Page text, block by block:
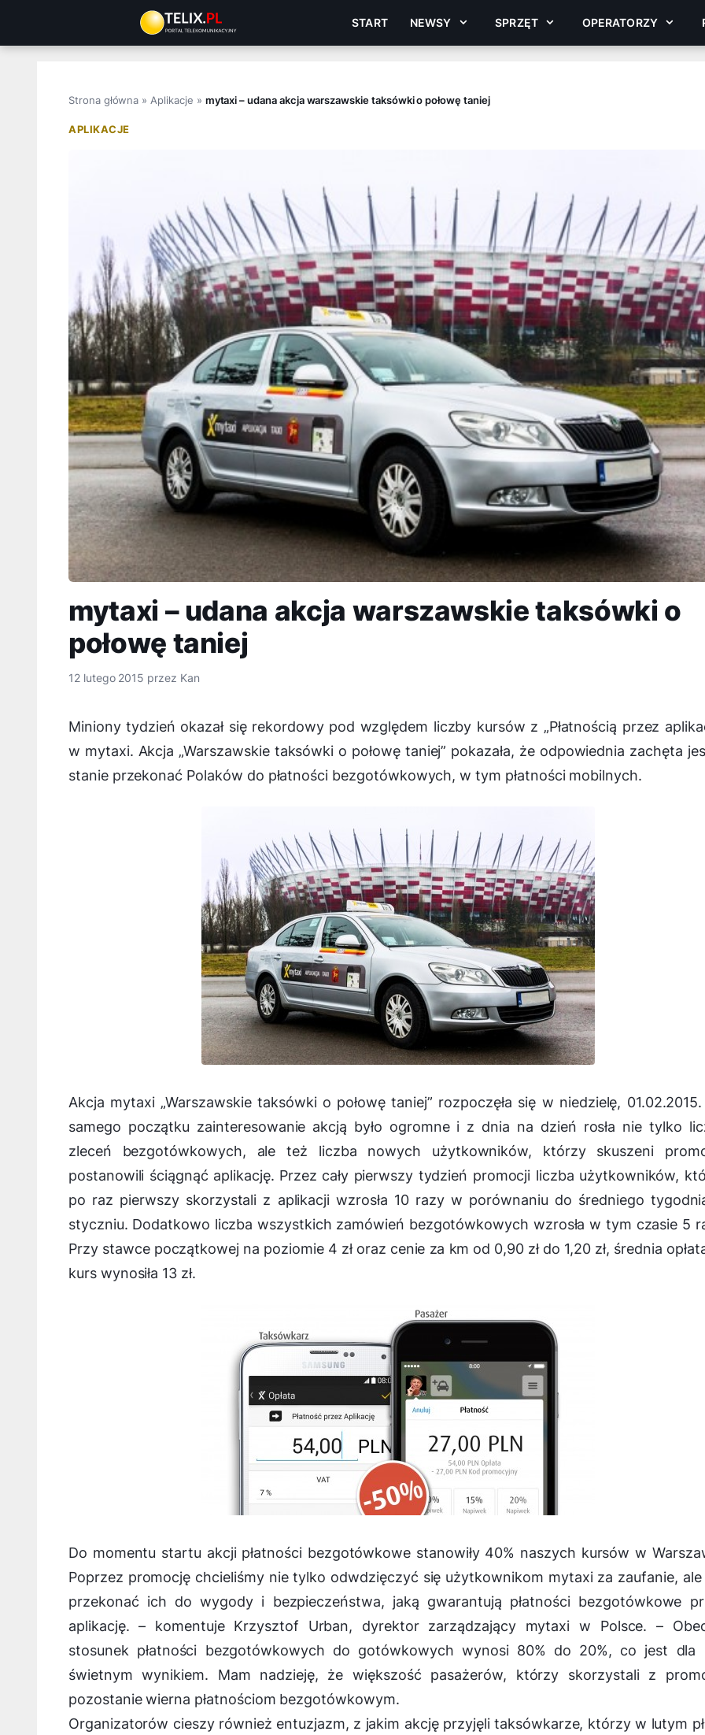
treści
START NEWSY SPRZĘT OPERATORZY
Strona główna » Aplikacje » mytaxi – udana akcja warszawskie taksówki o połowę taniej
APLIKACJE
mytaxi – udana akcja warszawskie taksówki o
połowę taniej
12 lutego 2015 przez Kan
Miniony tydzień okazał się rekordowy pod względem liczby kursów z „Płatnością przez
w mytaxi. Akcja „Warszawskie taksówki o połowę taniej” pokazała, że odpowiednia zachęta
stanie przekonać Polaków do płatności bezgotówkowych, w tym płatności mobilnych.
Akcja mytaxi „Warszawskie taksówki o połowę taniej” rozpoczęła się w niedzielę,
samego początku zainteresowanie akcją było ogromne i z dnia na dzień rosła nie tylko
zleceń bezgotówkowych, ale też liczba nowych użytkowników, którzy skuszeni
postanowili ściągnąć aplikację. Przez cały pierwszy tydzień promocji liczba użytkowników,
po raz pierwszy skorzystali z aplikacji wzrosła 10 razy w porównaniu do średniego
styczniu. Dodatkowo liczba wszystkich zamówień bezgotówkowych wzrosła w tym czasie 5
Przy stawce początkowej na poziomie 4 zł oraz cenie za km od 0,90 zł do 1,20 zł, średnia
kurs wynosiła 13 zł.
Do momentu startu akcji płatności bezgotówkowe stanowiły 40% naszych kursów w
Poprzez promocję chcieliśmy nie tylko odwdzięczyć się użytkownikom mytaxi za zaufanie,
przekonać ich do wygody i bezpieczeństwa, jaką gwarantują płatności bezgotówkowe
aplikację.– komentuje Krzysztof Urban, dyrektor zarządzający mytaxi w Polsce. –
stosunek płatności bezgotówkowych do gotówkowych wynosi 80% do 20%, co jest dla
świetnym wynikiem. Mam nadzieję, że większość pasażerów, którzy skorzystali z
pozostanie wierna płatnościom bezgotówkowym.
Organizatorów cieszy również entuzjazm, z jakim akcję przyjęli taksówkarze, którzy w lutym